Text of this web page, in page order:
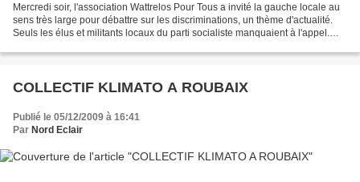
Mercredi soir, l'association Wattrelos Pour Tous a invité la gauche locale au
sens très large pour débattre sur les discriminations, un thème d'actualité.
Seuls les élus et militants locaux du parti socialiste manquaient à l'appel.
COLLECTIF KLIMATO A ROUBAIX
Publié le 05/12/2009 à 16:41
Par Nord Eclair